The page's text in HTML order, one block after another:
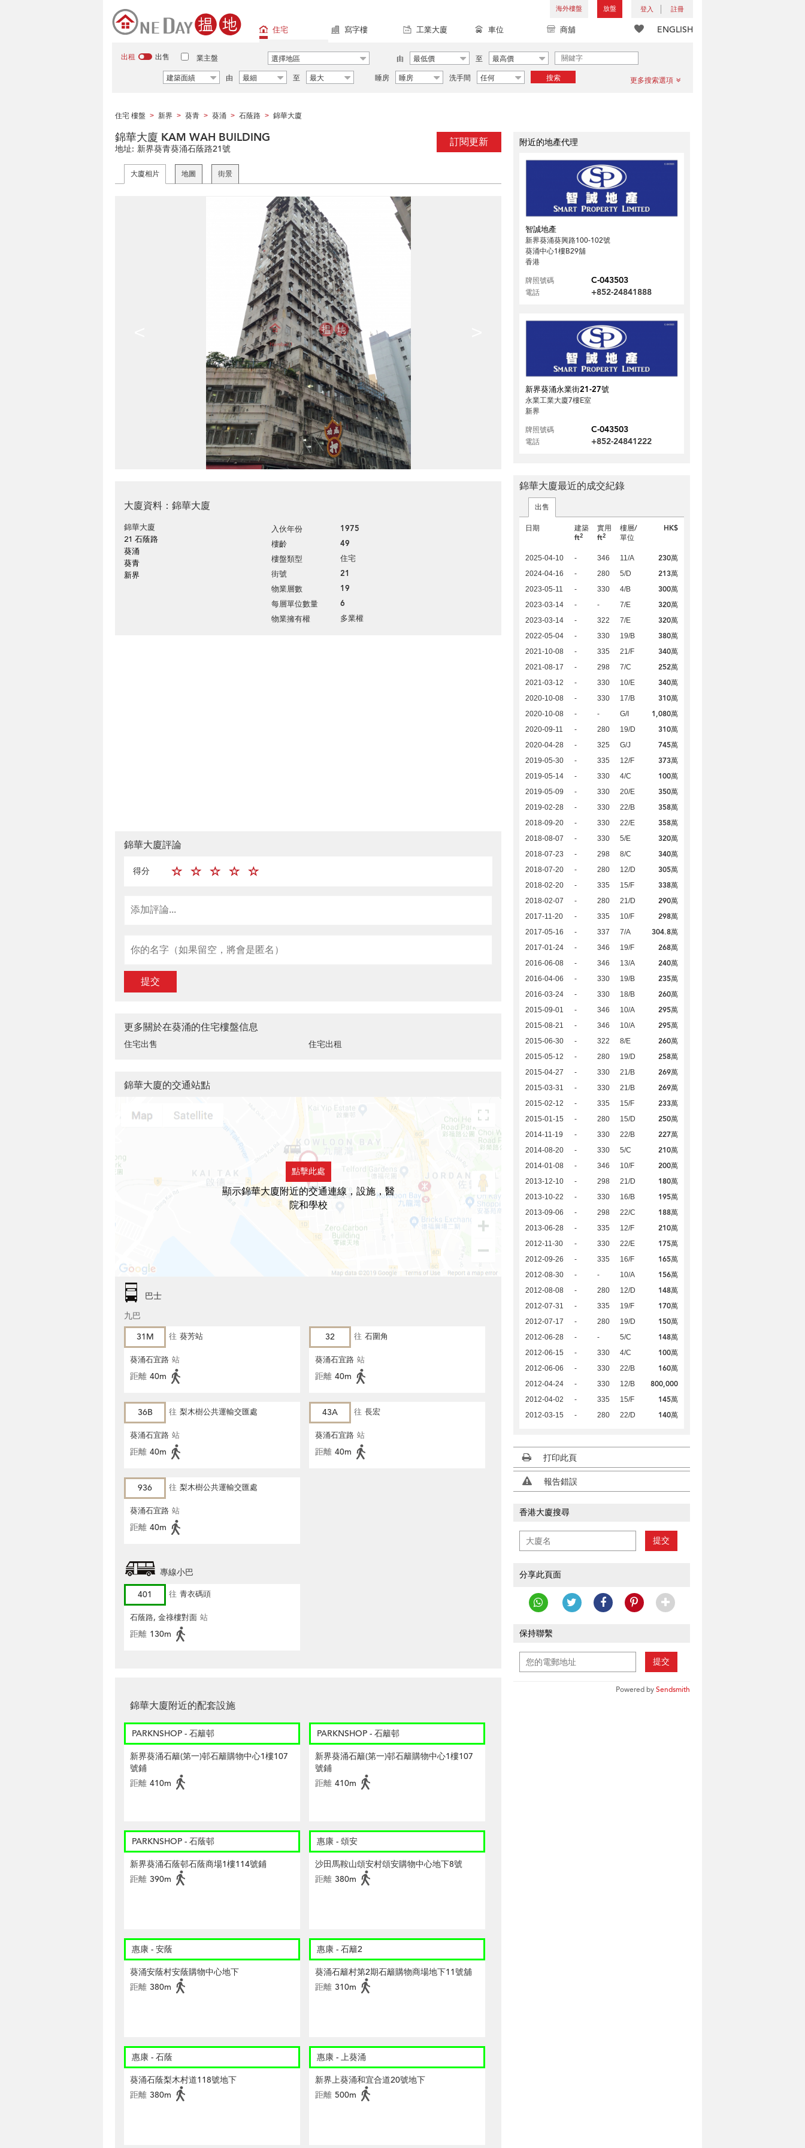
海外樓盤 放盤 登入 註冊
ENGLISH
住宅 寫字樓 工業大廈 車位 商舖
出租 出售 業主盤 選擇地區 由 最低價 至
最高價
建築面績
由 最細 至 最大 睡房 睡房 洗手間 任何 搜索 更多搜索選項
住宅 樓盤 > 新界 > 葵青 > 葵涌 > 石蔭路 > 錦華大廈
訂閱更新
錦華大廈 KAM WAH BUILDING
地址: 新界葵青葵涌石蔭路21號
大廈相片 地圖 街景
大廈資料：錦華大廈
錦華大廈
21 石蔭路
葵涌
葵青
新界
入伙年份 1975
樓齡 49
樓盤類型 住宅
街號 21
物業層數 19
每層單位數量 6
物業擁有權 多業權
錦華大廈評論
得分
提交
更多關於在葵涌的住宅樓盤信息
住宅出售 住宅出租
錦華大廈的交通站點
點擊此處
顯示錦華大廈附近的交通連線，設施，醫
院和學校
巴士
九巴
31M
往 葵芳站
葵涌石宜路 站
距離 40m
32 往 石圍角
葵涌石宜路 站
距離 40m
36B 往 梨木樹公共運輸交匯處
葵涌石宜路 站
距離 40m
43A 往 長宏
葵涌石宜路 站
距離 40m
936 往 梨木樹公共運輸交匯處
葵涌石宜路 站
距離 40m
專線小巴
401
往 青衣碼頭
石蔭路, 金祿樓對面 站
距離 130m
錦華大廈附近的配套設施
PARKNSHOP - 石籬邨
新界葵涌石籬(第一)邨石籬購物中心1樓107
號鋪
距離 410m
PARKNSHOP - 石籬邨
新界葵涌石籬(第一)邨石籬購物中心1樓107
號鋪
距離 410m
PARKNSHOP - 石蔭邨
新界葵涌石蔭邨石蔭商場1樓114號鋪
距離 390m
惠康 - 頌安
沙田馬鞍山頌安村頌安購物中心地下8號
距離 380m
惠康 - 安蔭
葵涌安蔭村安蔭購物中心地下
距離 380m
惠康 - 石籬2
葵涌石籬村第2期石籬購物商場地下11號舖
距離 310m
惠康 - 石蔭
葵涌石蔭梨木村道118號地下
距離 380m
惠康 - 上葵涌
新界上葵涌和宜合道20號地下
距離 500m
附近的地產代理
智誠地產
新界葵涌葵興路100-102號
葵涌中心1樓B29舖
香港
牌照號碼
C-043503
電話 +852-24841888
新界葵涌永業街21-27號
永業工業大廈7樓E室
新界
牌照號碼
C-043503
電話 +852-24841222
錦華大廈最近的成交紀錄
出售
日期
建築
ft2
實用
ft2
樓層/
單位
HK$
2025-04-10 - 346 11/A 230萬
2024-04-16 - 280 5/D 213萬
2023-05-11 - 330 4/B 300萬
2023-03-14 - - 7/E 320萬
2023-03-14 - 322 7/E 320萬
2022-05-04 - 330 19/B 380萬
2021-10-08 - 335 21/F 340萬
2021-08-17 - 298 7/C 252萬
2021-03-12 - 330 10/E 340萬
2020-10-08 - 330 17/B 310萬
2020-10-08 - - G/I 1,080萬
2020-09-11 - 280 19/D 310萬
2020-04-28 - 325 G/J 745萬
2019-05-30 - 335 12/F 373萬
2019-05-14 - 330 4/C 100萬
2019-05-09 - 330 20/E 350萬
2019-02-28 - 330 22/B 358萬
2018-09-20 - 330 22/E 358萬
2018-08-07 - 330 5/E 320萬
2018-07-23 - 298 8/C 340萬
2018-07-20 - 280 12/D 305萬
2018-02-20 - 335 15/F 338萬
2018-02-07 - 280 21/D 290萬
2017-11-20 - 335 10/F 298萬
2017-05-16 - 337 7/A 304.8萬
2017-01-24 - 346 19/F 268萬
2016-06-08 - 346 13/A 240萬
2016-04-06 - 330 19/B 235萬
2016-03-24 - 330 18/B 260萬
2015-09-01 - 346 10/A 295萬
2015-08-21 - 346 10/A 295萬
2015-06-30 - 322 8/E 260萬
2015-05-12 - 280 19/D 258萬
2015-04-27 - 330 21/B 269萬
2015-03-31 - 330 21/B 269萬
2015-02-12 - 335 15/F 233萬
2015-01-15 - 280 15/D 250萬
2014-11-19 - 330 22/B 227萬
2014-08-20 - 330 5/C 210萬
2014-01-08 - 346 10/F 200萬
2013-12-10 - 298 21/D 180萬
2013-10-22 - 330 16/B 195萬
2013-09-06 - 298 22/C 188萬
2013-06-28 - 335 12/F 210萬
2012-11-30 - 330 22/E 175萬
2012-09-26 - 335 16/F 165萬
2012-08-30 - - 10/A 156萬
2012-08-08 - 280 12/D 148萬
2012-07-31 - 335 19/F 170萬
2012-07-17 - 280 19/D 150萬
2012-06-28 - - 5/C 148萬
2012-06-15 - 330 4/C 100萬
2012-06-06 - 330 22/B 160萬
2012-04-24 - 330 12/B 800,000
2012-04-02 - 335 15/F 145萬
2012-03-15 - 280 22/D 140萬
打印此頁
報告錯誤
香港大廈搜尋
提交
分享此頁面
保持聯繫
提交
Powered bySendsmith